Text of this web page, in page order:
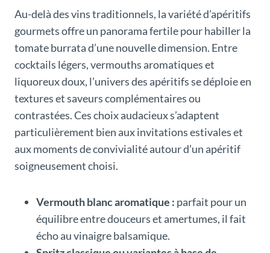
Au-delà des vins traditionnels, la variété d’apéritifs
gourmets offre un panorama fertile pour habiller la
tomate burrata d’une nouvelle dimension. Entre
cocktails légers, vermouths aromatiques et
liquoreux doux, l’univers des apéritifs se déploie en
textures et saveurs complémentaires ou
contrastées. Ces choix audacieux s’adaptent
particulièrement bien aux invitations estivales et
aux moments de convivialité autour d’un apéritif
soigneusement choisi.
Vermouth blanc aromatique : parfait pour un
équilibre entre douceurs et amertumes, il fait
écho au vinaigre balsamique.